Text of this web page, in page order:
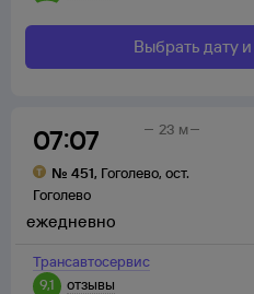
Выбрать дату
07:07
№ 451, Гоголево, ост.
Гоголево
23 м
Трансавтосервис
9,1
отзывы
ежедневно